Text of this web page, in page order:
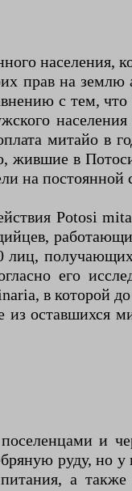
населения,
прав на
с тем,
митайо в
жившие в
на постоянной
Potosi
его
в которой
из оставшихся
и
руду, но
а